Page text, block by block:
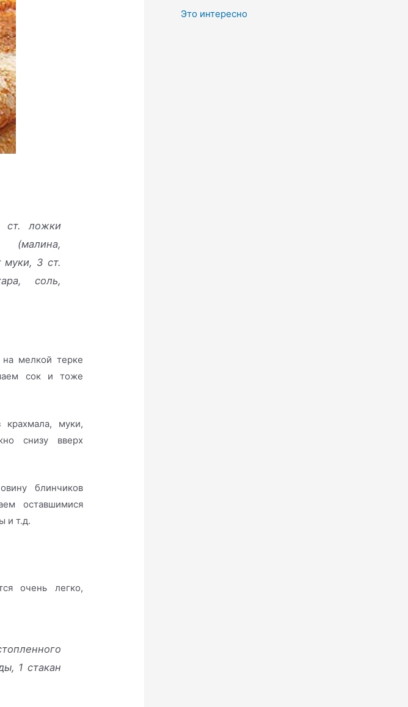
ст. ложки
(малина,
муки, 3 ст.
соль,
мелкой терке
сок и тоже
муки,
снизу вверх
блинчиков
оставшимися
и т.д.
очень легко,
1 стакан
Это интересно